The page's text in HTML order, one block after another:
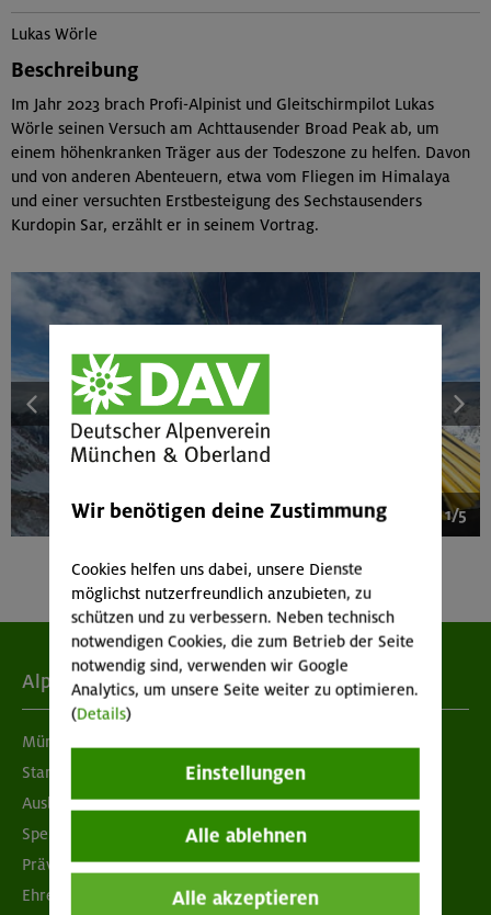
Lukas Wörle
Beschreibung
Im Jahr 2023 brach Profi-Alpinist und Gleitschirmpilot Lukas
Wörle seinen Versuch am Achttausender Broad Peak ab, um
einem höhenkranken Träger aus der Todeszone zu helfen. Davon
und von anderen Abenteuern, etwa vom Fliegen im Himalaya
und einer versuchten Erstbesteigung des Sechstausenders
Kurdopin Sar, erzählt er in seinem Vortrag.
1/5
Alpenverein
München & Oberland
Standorte
Ausbildung & Jobs
Spenden
Prävention sexualisierter Gewalt
Ehrenamtsbörse
Wir benötigen deine Zustimmung
Cookies helfen uns dabei, unsere Dienste
möglichst nutzerfreundlich anzubieten, zu
schützen und zu verbessern. Neben technisch
notwendigen Cookies, die zum Betrieb der Seite
notwendig sind, verwenden wir Google
Analytics, um unsere Seite weiter zu optimieren.
(Details)
Einstellungen
Alle ablehnen
Alle akzeptieren